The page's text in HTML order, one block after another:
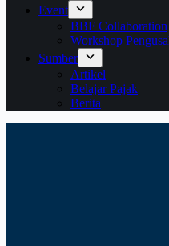
Event
BBF Collaboration
Workshop
Sumber
Artikel
Belajar Pajak
Berita